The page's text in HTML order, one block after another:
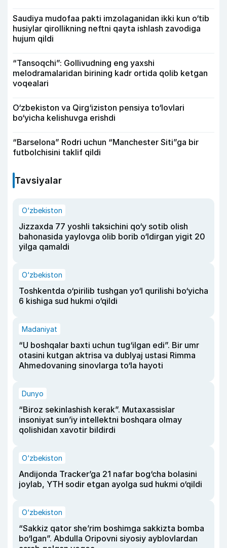
Saudiya mudofaa pakti imzolaganidan ikki kun o‘tib
husiylar qirollikning neftni qayta ishlash zavodiga
hujum qildi
“Tansoqchi”: Gollivudning eng yaxshi
melodramalaridan birining kadr ortida qolib ketgan
voqealari
O‘zbekiston va Qirg‘iziston pensiya to‘lovlari
bo‘yicha kelishuvga erishdi
“Barselona” Rodri uchun “Manchester Siti”ga bir
futbolchisini taklif qildi
Tavsiyalar
O‘zbekiston
Jizzaxda 77 yoshli taksichini qo‘y sotib olish
bahonasida yaylovga olib borib o‘ldirgan yigit 20
yilga qamaldi
O‘zbekiston
Toshkentda o‘pirilib tushgan yo‘l qurilishi bo‘yicha
6 kishiga sud hukmi o‘qildi
Madaniyat
“U boshqalar baxti uchun tug‘ilgan edi”. Bir umr
otasini kutgan aktrisa va dublyaj ustasi Rimma
Ahmedovaning sinovlarga to‘la hayoti
Dunyo
“Biroz sekinlashish kerak”. Mutaxassislar
insoniyat sun’iy intellektni boshqara olmay
qolishidan xavotir bildirdi
O‘zbekiston
Andijonda Tracker’ga 21 nafar bog‘cha bolasini
joylab, YTH sodir etgan ayolga sud hukmi o‘qildi
O‘zbekiston
“Sakkiz qator she’rim boshimga sakkizta bomba
bo‘lgan”. Abdulla Oripovni siyosiy ayblovlardan